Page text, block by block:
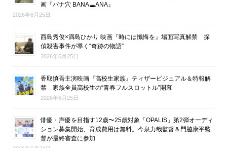
画『バナ穴 BANA🕳ANA』
2026年6月25日
西島秀俊×満島ひかり 映画『時には懺悔を』場面写真解禁 探
偵殺害事件が導く“奇跡の物語”
2026年6月25日
香取慎吾主演映画『高校生家族』ティザービジュアル＆特報解
禁 家族全員高校生の“青春フルスロットル”開幕
2026年6月25日
俳優・声優を目指す12歳〜25歳対象「OPALIS」第2弾オーディ
ション募集開始、育成費用は無料。今泉力哉監督＆門脇康平監
督が最終審査に参加